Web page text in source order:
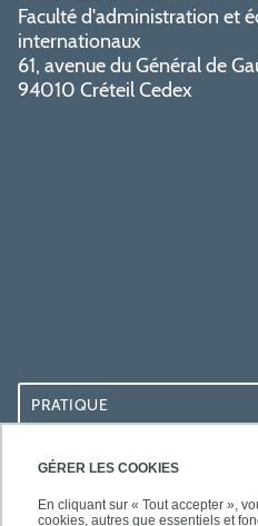
GÉRER LES COOKIES
En cliquant sur « Tout accepter »,
cookies, autres que essentiels et
Faculté d'administration et
internationaux
61, avenue du Général de
94010 Créteil Cedex
PRATIQUE
ACCÈS RAPIDES